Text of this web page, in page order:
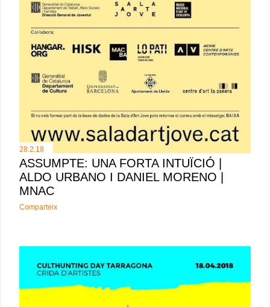
28.2.18
ASSUMPTE: UNA FORTA INTUÏCIÓ |
ALDO URBANO I DANIEL MORENO |
MNAC
Comparteix